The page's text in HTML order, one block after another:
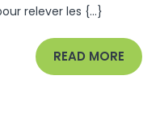
relever les {...}
READ MORE READ
MORE